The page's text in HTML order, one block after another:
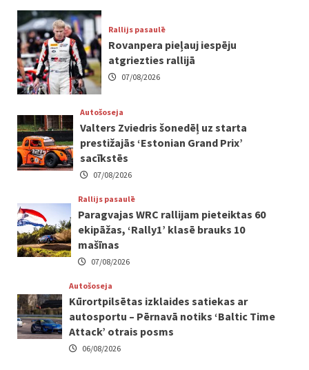
Rallijs pasaulē
Rovanpera pieļauj iespēju
atgriezties rallijā
07/08/2026
Autošoseja
Valters Zviedris šonedēļ uz starta
prestižajās ‘Estonian Grand Prix’
sacīkstēs
07/08/2026
Rallijs pasaulē
Paragvajas WRC rallijam pieteiktas 60
ekipāžas, ‘Rally1’ klasē brauks 10
mašīnas
07/08/2026
Autošoseja
Kūrortpilsētas izklaides satiekas ar
autosportu – Pērnavā notiks ‘Baltic Time
Attack’ otrais posms
06/08/2026